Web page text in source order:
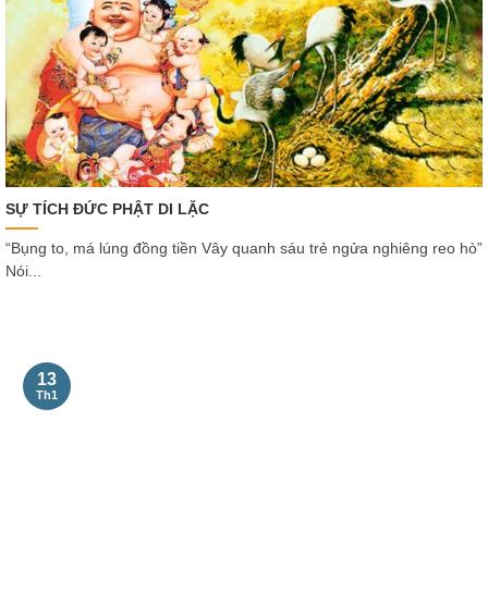
SỰ TÍCH ĐỨC PHẬT DI LẶC
“Bụng to, má lúng đồng tiền Vây quanh sáu trẻ ngửa nghiêng reo hò”
Nói...
13
Th1